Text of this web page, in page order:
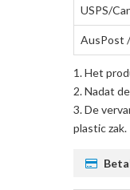
USPS/
AusPost
Het
Nadat
De
plastic zak.